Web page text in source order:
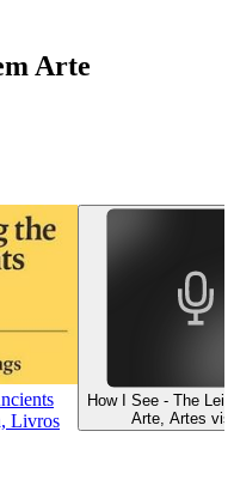
Arte
Livros
How I See - The
Arte, Artes